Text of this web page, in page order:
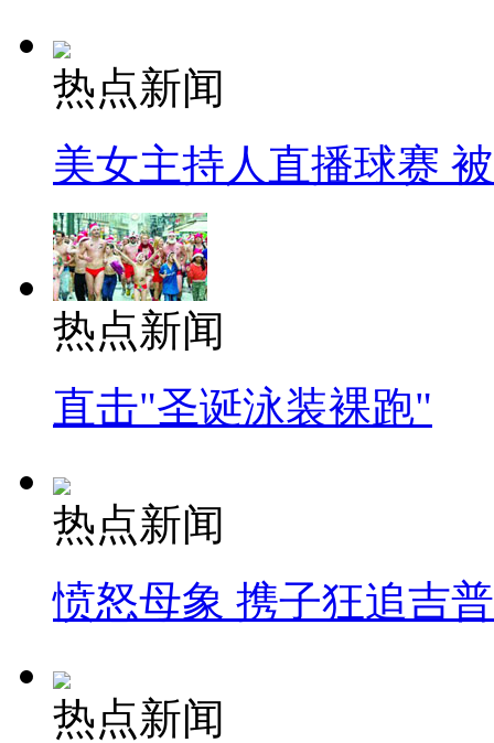
热点新闻
美女主持人直播球赛
热点新闻
直击"圣诞泳装裸跑"
热点新闻
愤怒母象 携子狂追吉
热点新闻